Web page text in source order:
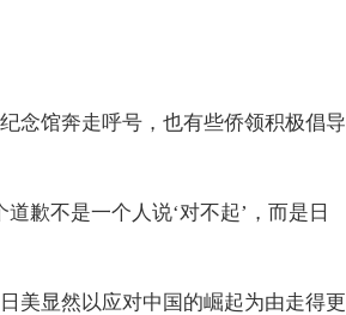
馆奔走呼号，也有些侨领积极倡导
不是一个人说‘对不起’，而是日
显然以应对中国的崛起为由走得更